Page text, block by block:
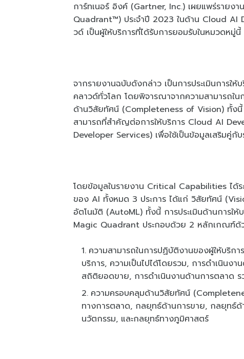
การ์ทเนอร์ อิงค์ (Gartner, Inc.) เผยแพร่ราย
Quadrant™) ประจำปี 2023 ในด้าน Cloud AI
วด์ เป็นผู้ให้บริการที่ได้รับการยอมรับในหมวดห
จากรายงานฉบับดังกล่าว เป็นการประเมินการใ
คลาวด์ทั่วโลก โดยพิจารณาจากความสามารถ
ด้านวิสัยทัศน์ (Completeness of Vision) ทั้งนี้
สามารถที่สําคัญต่อการให้บริการ Cloud AI
Developer Services) เพื่อใช้เป็นข้อมูลเสริมคู่
โดยข้อมูลในรายงาน Critical Capabilities ได้
ของ AI ทั้งหมด 3 ประการ ได้แก่ วิสัยทัศน์
อัตโนมัติ (AutoML) ทั้งนี้ การประเมินด้านการใ
Magic Quadrant ประกอบด้วย 2 หลักเกณฑ์ด้
ความสามารถในการปฏิบัติงานของผู้ให้บ
บริการ, ความเป็นไปได้โดยรวม, การดําเนิน
สถิติยอดขาย, การดําเนินงานด้านการตลาด
ความครอบคลุมด้านวิสัยทัศน์
ทางการตลาด, กลยุทธ์ด้านการขาย, กลยุทธ์
นวัตกรรม, และกลยุทธ์ทางภูมิศาสตร์